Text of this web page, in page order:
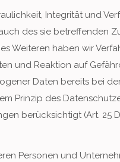
Integrität und
des sie betreffenden
Weiteren haben wir
und Reaktion auf
Daten bereits bei
Prinzip des
berücksichtigt (Art. 25
Personen und